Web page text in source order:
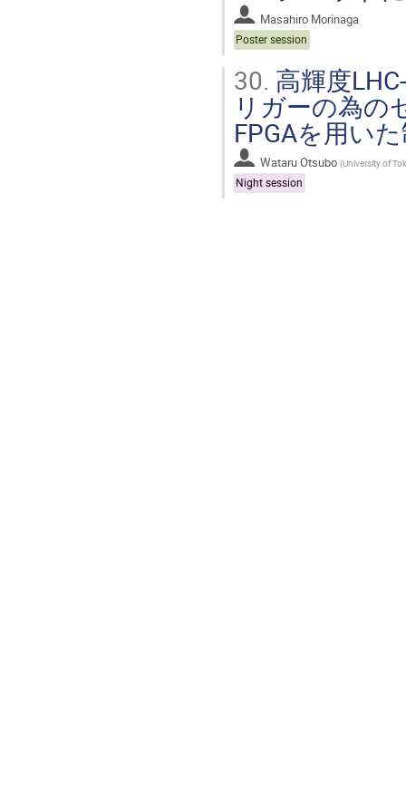
Masahiro Morinaga
Poster session
30. 高輝度
リガーの為の
FPGAを用い
Wataru Otsubo (University of
Night session